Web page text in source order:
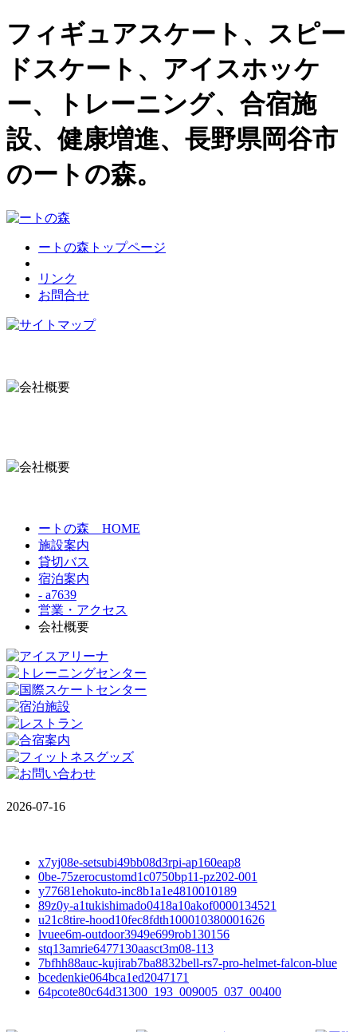
フィギュアスケート、スピー
ドスケート、アイスホッケ
ー、トレーニング、合宿施
設、健康増進、長野県岡谷市
のートの森。
ートの森トップページ
リンク
お問合せ
ートの森 HOME
施設案内
貸切バス
宿泊案内
- a7639
営業・アクセス
会社概要
2026-07-16
x7yj08e-setsubi49bb08d3rpi-ap160eap8
0be-75zerocustomd1c0750bp11-pz202-001
y77681ehokuto-inc8b1a1e4810010189
89z0y-a1tukishimado0418a10akof0000134521
u21c8tire-hood10fec8fdth100010380001626
lvuee6m-outdoor3949e699rob130156
stq13amrie6477130aasct3m08-113
7bfhh88auc-kujirab7ba8832bell-rs7-pro-helmet-falcon-blue
bcedenkie064bca1ed2047171
64pcote80c64d31300_193_009005_037_00400